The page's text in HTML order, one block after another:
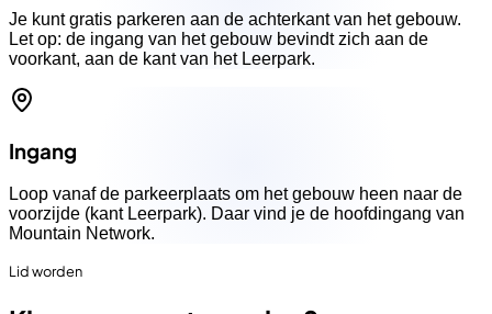
Je kunt gratis parkeren aan de achterkant van het gebouw.
Let op: de ingang van het gebouw bevindt zich aan de
voorkant, aan de kant van het Leerpark.
Ingang
Loop vanaf de parkeerplaats om het gebouw heen naar de
voorzijde (kant Leerpark). Daar vind je de hoofdingang van
Mountain Network.
Lid worden